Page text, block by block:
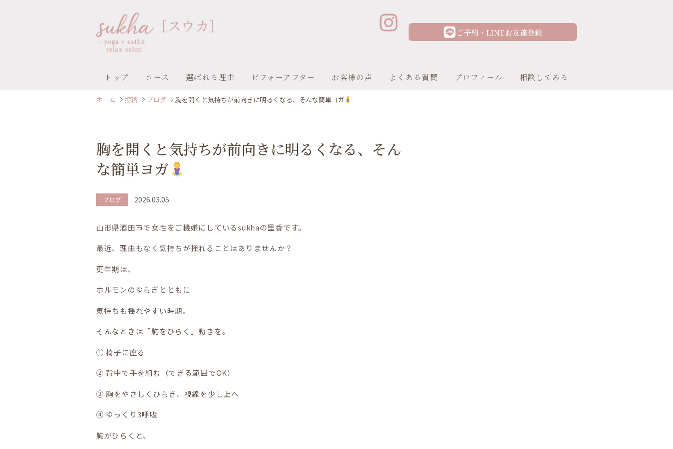
ご予約・LINEお友達登録
トップ コース 選ばれる理由 ビフォーアフター お客様の声 よくある質問 プロフィール 相談してみる
ホーム 投稿 ブログ 胸を開くと気持ちが前向きに明るくなる、そんな簡単ヨガ
胸を開くと気持ちが前向きに明るくなる、そん
な簡単ヨガ
ブログ 2026.03.05
山形県酒田市で女性をご機嫌にしているsukhaの里香です。
最近、理由もなく気持ちが揺れることはありませんか？
更年期は、
ホルモンのゆらぎとともに
気持ちも揺れやすい時期。
そんなときは「胸をひらく」動きを。
① 椅子に座る
② 背中で手を組む（できる範囲でOK）
③ 胸をやさしくひらき、視線を少し上へ
④ ゆっくり3呼吸
胸がひらくと、